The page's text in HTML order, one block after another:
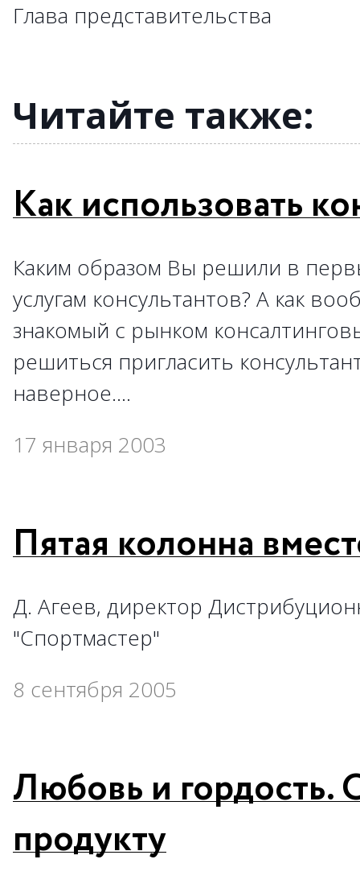
Глава представительства
→
→
→
→
→
→
→
Читайте также:
Как использовать
Каким образом Вы решили в
услугам консультантов? А как
знакомый с рынком
решиться пригласить
наверное....
17 января 2003
Пятая колонна
Д. Агеев, директор
"Спортмастер"
8 сентября 2005
Любовь и гордость.
продукту